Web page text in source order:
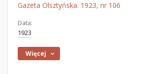
Gazeta Olsztyńska. 1923, nr 106
Data:
1923
Więcej